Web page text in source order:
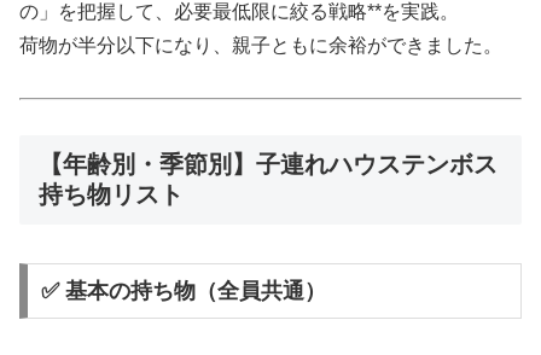
の」を把握して、必要最低限に絞る戦略**を実践。
荷物が半分以下になり、親子ともに余裕ができました。
【年齢別・季節別】子連れハウステンボス
持ち物リスト
✅ 基本の持ち物（全員共通）